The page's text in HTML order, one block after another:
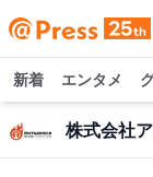
新着 エンタメ
株式会社